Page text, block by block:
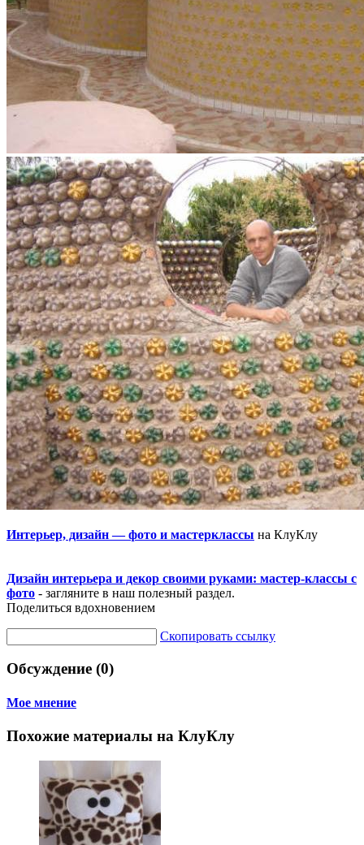
Интерьер, дизайн — фото и мастерклассы на КлуКлу
Дизайн интерьера и декор своими руками: мастер-классы с
фото - загляните в наш полезный раздел.
Поделиться вдохновением
Скопировать ссылку
Обсуждение (0)
Мое мнение
Похожие материалы на КлуКлу